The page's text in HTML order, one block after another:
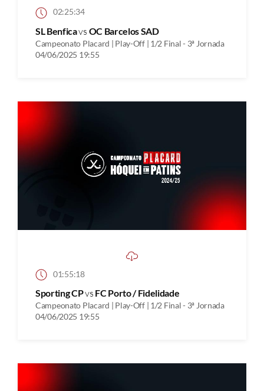
02:25:34
SL Benficavs OC Barcelos SAD
Campeonato Placard | Play-Off | 1/2 Final - 3ª Jornada
04/06/2025 19:55
01:55:18
Sporting CPvs FC Porto / Fidelidade
Campeonato Placard | Play-Off | 1/2 Final - 3ª Jornada
04/06/2025 19:55